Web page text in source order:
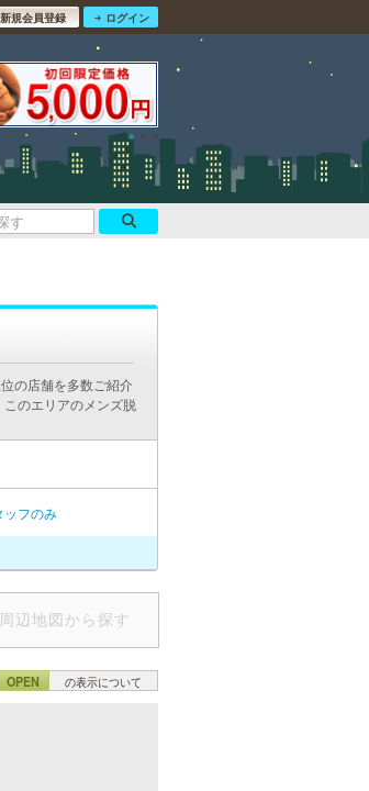
新規会員登録 ログイン
の店舗を多数ご紹介
のエリアのメンズ脱
ッフのみ
周辺地図から探す
OPEN の表示について